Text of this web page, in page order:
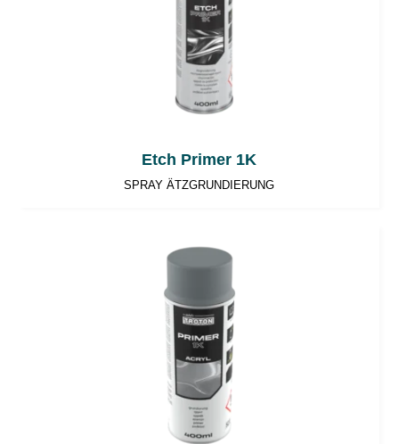
Etch Primer 1K
SPRAY ÄTZGRUNDIERUNG